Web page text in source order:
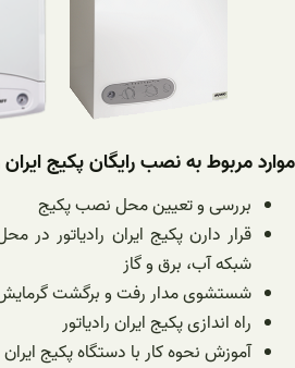
موارد مربوط به نصب رایگان پکیج ایران
بررسی و تعیین محل نصب پکیج
قرار دارن پکیج ایران رادیاتور
شبکه آب، برق و گاز
شستشوی مدار رفت و برگشت
راه اندازی پکیج ایران رادیاتور
آموزش نحوه کار با دستگاه پکیج ایران